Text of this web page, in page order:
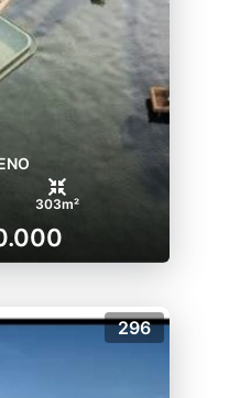
303m²
296